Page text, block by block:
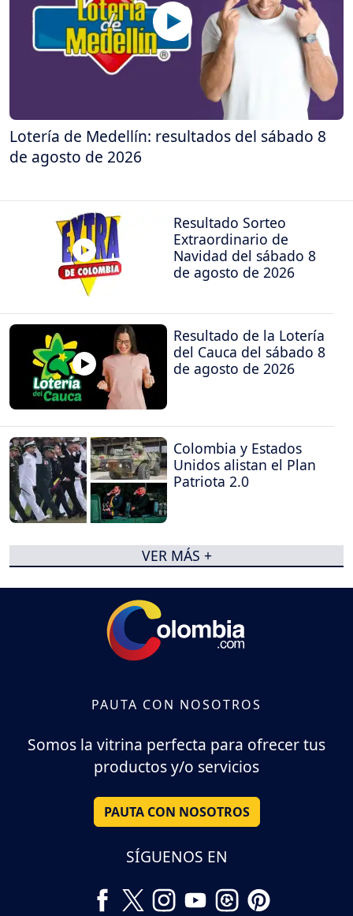
Lotería de Medellín: resultados del sábado 8
de agosto de 2026
Resultado Sorteo
Extraordinario de
Navidad del sábado 8
de agosto de 2026
Resultado de la Lotería
del Cauca del sábado 8
de agosto de 2026
Colombia y Estados
Unidos alistan el Plan
Patriota 2.0
VER MÁS +
PAUTA CON NOSOTROS
Somos la vitrina perfecta para ofrecer tus
productos y/o servicios
PAUTA CON NOSOTROS
SÍGUENOS EN